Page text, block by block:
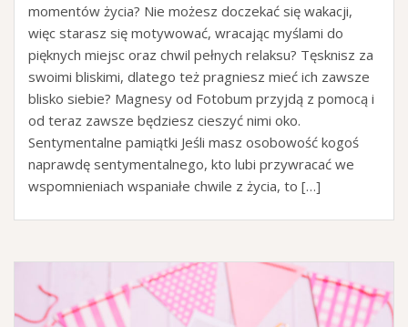
momentów życia? Nie możesz doczekać się wakacji,
więc starasz się motywować, wracając myślami do
pięknych miejsc oraz chwil pełnych relaksu? Tęsknisz za
swoimi bliskimi, dlatego też pragniesz mieć ich zawsze
blisko siebie? Magnesy od Fotobum przyjdą z pomocą i
od teraz zawsze będziesz cieszyć nimi oko.
Sentymentalne pamiątki Jeśli masz osobowość kogoś
naprawdę sentymentalnego, kto lubi przywracać we
wspomnieniach wspaniałe chwile z życia, to […]